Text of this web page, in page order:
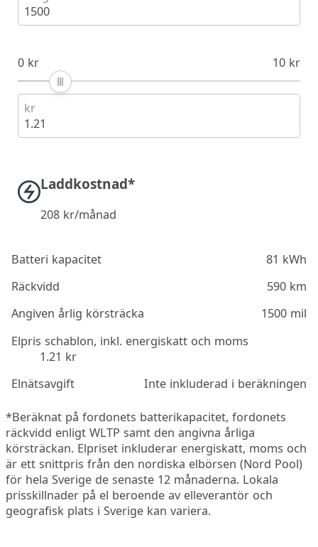
1500
0 kr 10 kr
kr
1.21
Laddkostnad*
208kr/månad
Batteri kapacitet
81 kWh
Räckvidd
590 km
Angiven årlig körsträcka
1500 mil
Elpris schablon, inkl. energiskatt och moms
1.21 kr
Elnätsavgift
Inte inkluderad i beräkningen
*Beräknat på fordonets batterikapacitet, fordonets
räckvidd enligt WLTP samt den angivna årliga
körsträckan. Elpriset inkluderar energiskatt, moms och
är ett snittpris från den nordiska elbörsen (Nord Pool)
för hela Sverige de senaste 12 månaderna. Lokala
prisskillnader på el beroende av elleverantör och
geografisk plats i Sverige kan variera.